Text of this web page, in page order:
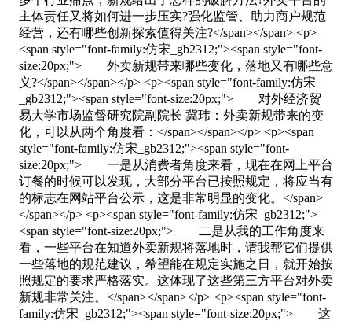
主体责任又将如何进一步压实?强化监管、助力商户规范
经营，还有哪些创新探索值得关注?</span></span> <p>
<span style="font-family:仿宋_gb2312;"><span style="font-
size:20px;"> 外卖新规带来哪些变化，落地又有哪些意
义?</span></span></p> <p><span style="font-family:仿宋
_gb2312;"><span style="font-size:20px;"> 对外经济贸
易大学市场监督研究院副院长 冀玮：外卖新规带来的变
化，可以从两个角度看：</span></span></p> <p><span
style="font-family:仿宋_gb2312;"><span style="font-
size:20px;"> 一是从消费者角度来看，现在在网上平台
订餐的时候可以发现，大部分平台已按照规定，将应当有
的标志在网站平台公示，这是非常明显的变化。</span>
</span></p> <p><span style="font-family:仿宋_gb2312;">
<span style="font-size:20px;"> 二是从我的工作角度来
看，一些平台在知道外卖新规将落地时，请我帮它们提供
一些落地的规范建议，希望能在规定实施之日，就开始按
照规定的要求严格落实。这体现了这些第三方平台对外卖
新规非常关注。</span></span></p> <p><span style="font-
family:仿宋_gb2312;"><span style="font-size:20px;"> 这